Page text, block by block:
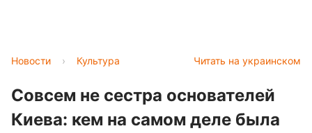
Читать на украинском
Новости › Культура
Совсем не сестра основателей
Киева: кем на самом деле была